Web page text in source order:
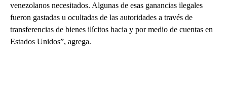
venezolanos necesitados. Algunas de esas ganancias ilegales
fueron gastadas u ocultadas de las autoridades a través de
transferencias de bienes ilícitos hacia y por medio de cuentas en
Estados Unidos”, agrega.